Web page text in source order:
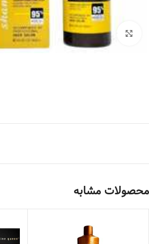
بزرگنمایی تصویر
محصولات مشابه